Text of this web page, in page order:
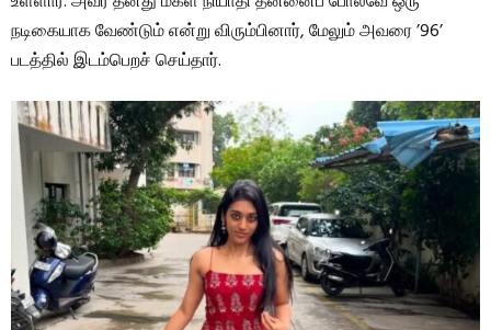
நடிகையாக வேண்டும் என்று விரும்பினார், மேலும் அவரை ’96’
படத்தில் இடம்பெறச் செய்தார்.